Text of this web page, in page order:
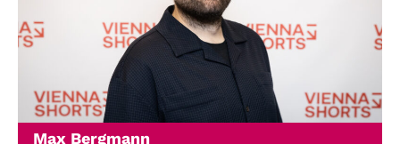
Max Bergmann